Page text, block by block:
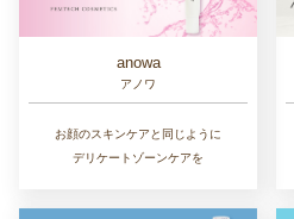
anowa
アノワ
お顔のスキンケアと同じように
デリケートゾーンケアを